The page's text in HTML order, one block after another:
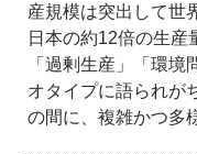
産規模は突出して世
日本の約12倍の生産
「過剰生産」「環
オタイプに語られが
の間に、複雑かつ多